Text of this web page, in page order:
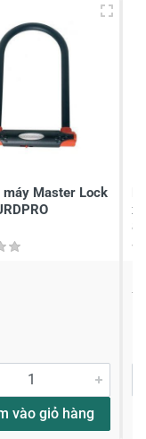
máy Master Lock
vào giỏ hàng
x